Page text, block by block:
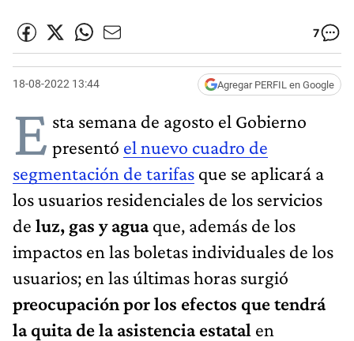
7
18-08-2022 13:44 Agregar PERFIL en Google
E sta semana de agosto el Gobierno
presentó el nuevo cuadro de
segmentación de tarifas que se aplicará a
los usuarios residenciales de los servicios
de luz, gas y aguaque, además de los
impactos en las boletas individuales de los
usuarios; en las últimas horas surgió
preocupación por los efectos que tendrá
la quita de la asistencia estatal en